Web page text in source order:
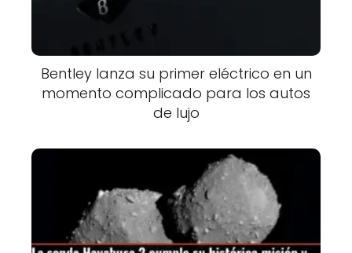
Bentley lanza su primer eléctrico en un
momento complicado para los autos
de lujo